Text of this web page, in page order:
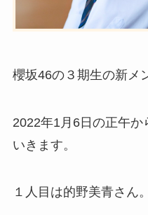
櫻坂46の３期生の新メ
2022年1月6日の正午
いきます。
１人目は的野美青さん。